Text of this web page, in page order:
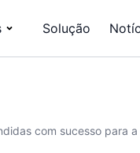
Solução
com sucesso para a